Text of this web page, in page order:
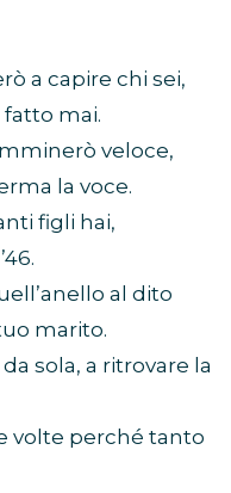
a capire chi sei,
mai.
veloce,
la voce.
figli hai,
al dito
marito.
sola, a ritrovare la
volte perché tanto